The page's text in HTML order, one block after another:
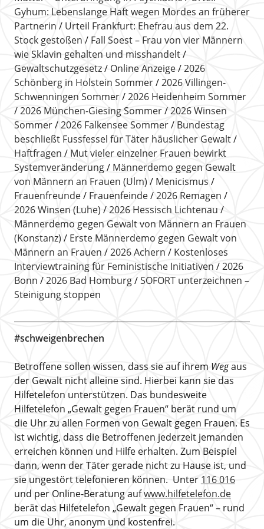
Gyhum: Lebenslange Haft wegen Mordes an früherer
Partnerin
Urteil Frankfurt: Ehefrau aus dem 22.
Stock gestoßen
Fall Soest – Frau von vier Männern
wie Sklavin gehalten und misshandelt
Gewaltschutzgesetz
Online Anzeige
2026
Schönberg in Holstein Sommer
2026 Villingen-
Schwenningen Sommer
2026 Heidenheim Sommer
2026 München-Giesing Sommer
2026 Winsen
Sommer
2026 Falkensee Sommer
Bundestag
beschließt Fussfessel für Täter häuslicher Gewalt
Haftfragen
Mut vieler einzelner Frauen bewirkt
Systemveränderung
Männerdemo gegen Gewalt
von Männern an Frauen (Ulm)
Menicismus
Frauenfreunde
Frauenfeinde
2026 Remagen
2026 Winsen (Luhe)
2026 Hessisch Lichtenau
Männerdemo gegen Gewalt von Männern an Frauen
(Konstanz)
Erste Männerdemo gegen Gewalt von
Männern an Frauen
2026 Achern
Kostenloses
Interviewtraining für Feministische Initiativen
2026
Bonn
2026 Bad Homburg
SOFORT unterzeichnen –
Steinigung stoppen
#schweigenbrechen
Betroffene sollen wissen, dass sie auf ihrem Wegaus
der Gewalt nicht alleine sind. Hierbei kann sie das
Hilfetelefon unterstützen. Das bundesweite
Hilfetelefon „Gewalt gegen Frauen“ berät rund um
die Uhr zu allen Formen von Gewalt gegen Frauen. Es
ist wichtig, dass die Betroffenen jederzeit jemanden
erreichen können und Hilfe erhalten. Zum Beispiel
dann, wenn der Täter gerade nicht zu Hause ist, und
sie ungestört telefonieren können. Unter 116 016
und per Online-Beratung aufwww.hilfetelefon.de
berät das Hilfetelefon „Gewalt gegen Frauen“ – rund
um die Uhr, anonym und kostenfrei.